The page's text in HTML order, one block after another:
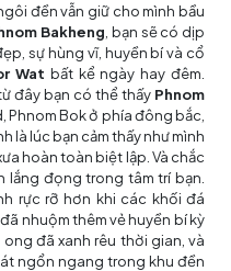
đền vẫn giữ cho mình bầu
Bakheng , bạn sẽ có dịp
sự hùng vĩ, huyền bí và cổ
Wat bất kể ngày hay đêm.
đây bạn có thể thấyPhnom
Phnom Bok ở phía đông bắc,
là lúc bạn cảm thấy như mình
hoàn toàn biệt lập. Và chắc
lắng đọng trong tâm trí bạn.
rực rỡ hơn khi các khối đá
nhuộm thêm vẻ huyền bí kỳ
đã xanh rêu thời gian, và
ngổn ngang trong khu đền